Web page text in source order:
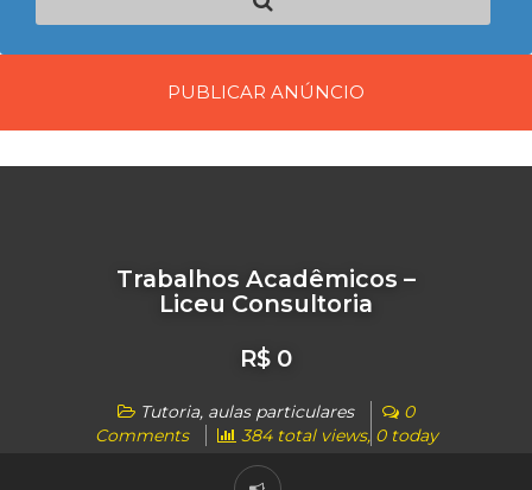
PUBLICAR ANÚNCIO
Trabalhos Acadêmicos –
Liceu Consultoria
R$ 0
Tutoria, aulas particulares
0
Comments
384 total views, 0 today